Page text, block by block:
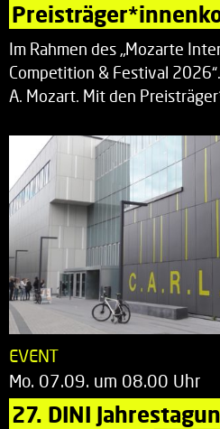
Im Rahmen des „Mozarte
Competition & Festival
A. Mozart. Mit den
EVENT
Mo. 07.09. um 08.00 Uhr
27. DINI